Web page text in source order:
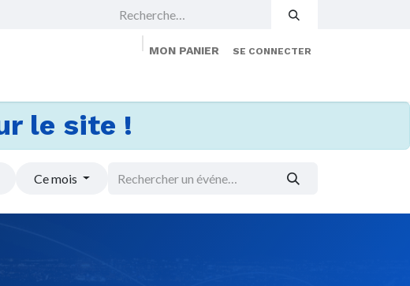
MON PANIER SE CONNECTER
le site !
Ce mois